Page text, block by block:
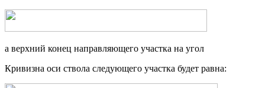
а верхний конец направляющего участка на угол
Кривизна оси ствола следующего участка будет равна: